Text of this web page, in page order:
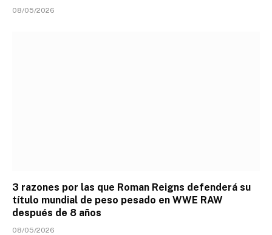
08/05/2026
3 razones por las que Roman Reigns defenderá su
título mundial de peso pesado en WWE RAW
después de 8 años
08/05/2026